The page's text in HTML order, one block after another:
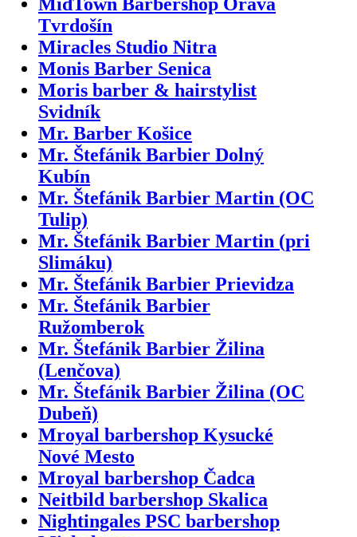
Tvrdošín
Miracles Studio Nitra
Monis Barber Senica
Moris barber & hairstylist
Svidník
Mr. Barber Košice
Mr. Štefánik Barbier Dolný
Kubín
Mr. Štefánik Barbier Martin (OC
Tulip)
Mr. Štefánik Barbier Martin (pri
Slimáku)
Mr. Štefánik Barbier Prievidza
Mr. Štefánik Barbier
Ružomberok
Mr. Štefánik Barbier Žilina
(Lenčova)
Mr. Štefánik Barbier Žilina (OC
Dubeň)
Mroyal barbershop Kysucké
Nové Mesto
Mroyal barbershop Čadca
Neitbild barbershop Skalica
Nightingales PSC barbershop